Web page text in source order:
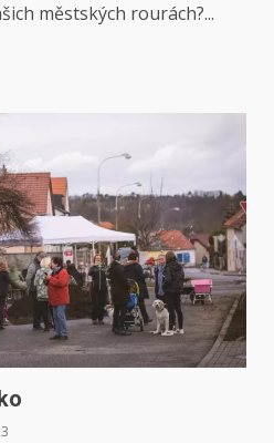
městských rourách?...